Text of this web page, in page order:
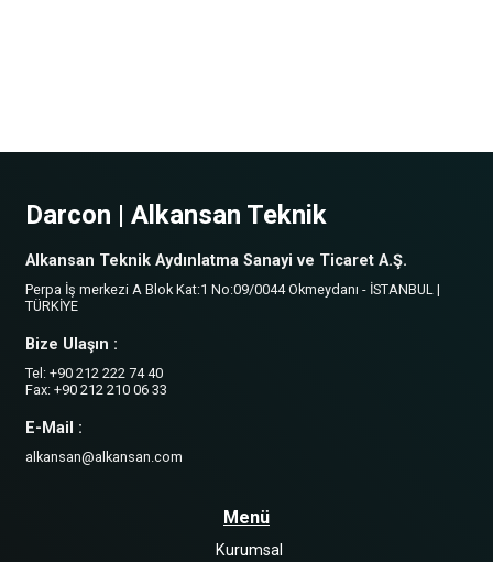
Darcon | Alkansan Teknik
Alkansan Teknik Aydınlatma Sanayi ve Ticaret A.Ş.
Perpa İş merkezi A Blok Kat:1 No:09/0044 Okmeydanı - İSTANBUL |
TÜRKİYE
Bize Ulaşın :
Tel: +90 212 222 74 40
Fax: +90 212 210 06 33
E-Mail :
alkansan@alkansan.com
Menü
Kurumsal